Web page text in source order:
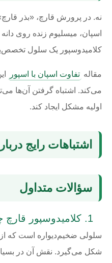
نه. در پرورش قارچ، «بذر
اسپان، میسلیوم زنده روی
کلامیدوسپور یک سلول
مقاله تفاوت اسپان با اسپور
می‌کند. اشتباه گرفتن آن‌ها
اولیه مشکل ایجاد کند.
اشتباهات رایج
سؤالات متداول
کلامیدوسپور
سلولی ضخیم‌دیواره است که
شکل می‌گیرد. نقش آن در